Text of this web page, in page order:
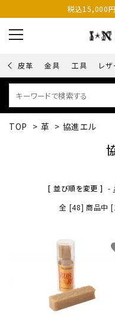
税込15,000
皮革 金具 工具 レ
TOP > 革 > 協進エル
[ 並び順を変更 ] -
全 [48] 商品中